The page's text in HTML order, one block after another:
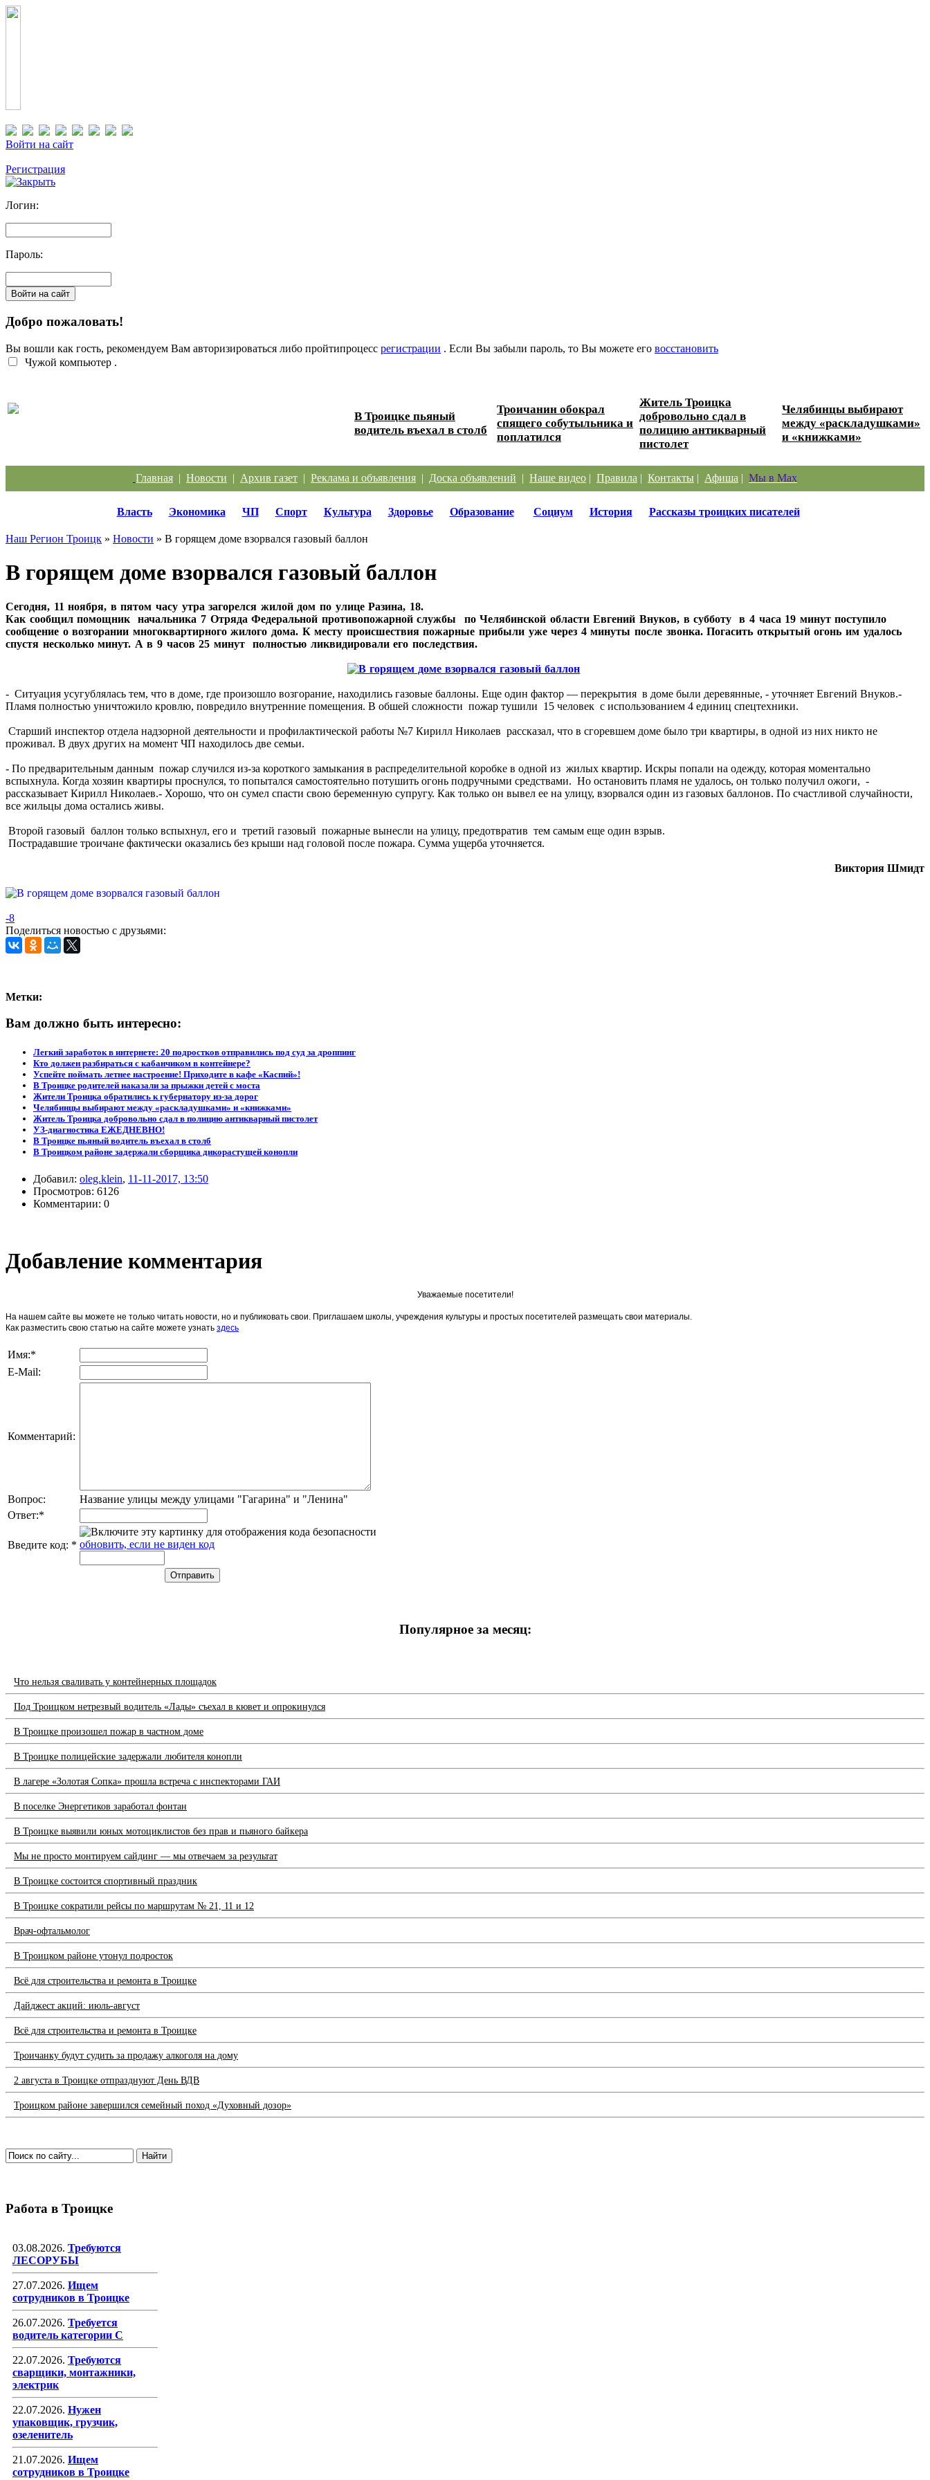
Войти на сайт
Регистрация
Логин:
Пароль:
Добро пожаловать!
Вы вошли как гость, рекомендуем Вам авторизироваться либо пройтипроцесс регистрации . Если Вы забыли пароль, то Вы можете его восстановить
Чужой компьютер .
В Троицке пьяный
водитель въехал в столб
Троичанин обокрал
спящего собутыльника и
поплатился
Житель Троицка
добровольно сдал в
полицию антикварный
пистолет
Челябинцы выбирают
между «раскладушками»
и «книжками»
Главная | Новости | Архив газет | Реклама и объявления | Доска объявлений | Наше видео | Правила | Контакты | Афиша | Мы в Max
Власть Экономика ЧП Спорт Культура Здоровье Образование Социум История Рассказы троицких писателей
Наш Регион Троицк » Новости » В горящем доме взорвался газовый баллон
В горящем доме взорвался газовый баллон
Сегодня, 11 ноября, в пятом часу утра загорелся жилой дом по улице Разина, 18.
Как сообщил помощник начальника 7 Отряда Федеральной противопожарной службы по Челябинской области Евгений Внуков, в субботу в 4 часа 19 минут поступило
сообщение о возгорании многоквартирного жилого дома. К месту происшествия пожарные прибыли уже через 4 минуты после звонка. Погасить открытый огонь им удалось
спустя несколько минут. А в 9 часов 25 минут полностью ликвидировали его последствия.
- Ситуация усугублялась тем, что в доме, где произошло возгорание, находились газовые баллоны. Еще один фактор — перекрытия в доме были деревянные, - уточняет Евгений Внуков.-
Пламя полностью уничтожило кровлю, повредило внутренние помещения. В обшей сложности пожар тушили 15 человек с использованием 4 единиц спецтехники.
Старший инспектор отдела надзорной деятельности и профилактической работы №7 Кирилл Николаев рассказал, что в сгоревшем доме было три квартиры, в одной из них никто не
проживал. В двух других на момент ЧП находилось две семьи.
- По предварительным данным пожар случился из-за короткого замыкания в распределительной коробке в одной из жилых квартир. Искры попали на одежду, которая моментально
вспыхнула. Когда хозяин квартиры проснулся, то попытался самостоятельно потушить огонь подручными средствами. Но остановить пламя не удалось, он только получил ожоги, -
рассказывает Кирилл Николаев.- Хорошо, что он сумел спасти свою беременную супругу. Как только он вывел ее на улицу, взорвался один из газовых баллонов. По счастливой случайности,
все жильцы дома остались живы.
Второй газовый баллон только вспыхнул, его и третий газовый пожарные вынесли на улицу, предотвратив тем самым еще один взрыв.
Пострадавшие троичане фактически оказались без крыши над головой после пожара. Сумма ущерба уточняется.
Виктория Шмидт
-8
Поделиться новостью с друзьями:
Метки:
Вам должно быть интересно:
Легкий заработок в интернете: 20 подростков отправились под суд за дроппинг
Кто должен разбираться с кабанчиком в контейнере?
Успейте поймать летнее настроение! Приходите в кафе «Каспий»!
В Троицке родителей наказали за прыжки детей с моста
Жители Троицка обратились к губернатору из-за дорог
Челябинцы выбирают между «раскладушками» и «книжками»
Житель Троицка добровольно сдал в полицию антикварный пистолет
УЗ-диагностика ЕЖЕДНЕВНО!
В Троицке пьяный водитель въехал в столб
В Троицком районе задержали сборщика дикорастущей конопли
Добавил: oleg.klein, 11-11-2017, 13:50
Просмотров: 6126
Комментарии: 0
Добавление комментария
Уважаемые посетители!
На нашем сайте вы можете не только читать новости, но и публиковать свои. Приглашаем школы, учреждения культуры и простых посетителей размещать свои материалы.
Как разместить свою статью на сайте можете узнать здесь
Имя:*
E-Mail:
Комментарий:
Вопрос:
Название улицы между улицами "Гагарина" и "Ленина"
Ответ:*
Введите код: * обновить, если не виден код
Популярное за месяц:
Что нельзя сваливать у контейнерных площадок
Под Троицком нетрезвый водитель «Лады» съехал в кювет и опрокинулся
В Троицке произошел пожар в частном доме
В Троицке полицейские задержали любителя конопли
В лагере «Золотая Сопка» прошла встреча с инспекторами ГАИ
В поселке Энергетиков заработал фонтан
В Троицке выявили юных мотоциклистов без прав и пьяного байкера
Мы не просто монтируем сайдинг — мы отвечаем за результат
В Троицке состоится спортивный праздник
В Троицке сократили рейсы по маршрутам № 21, 11 и 12
Врач-офтальмолог
В Троицком районе утонул подросток
Всё для строительства и ремонта в Троицке
Дайджест акций: июль-август
Всё для строительства и ремонта в Троицке
Троичанку будут судить за продажу алкоголя на дому
2 августа в Троицке отпразднуют День ВДВ
Троицком районе завершился семейный поход «Духовный дозор»
Работа в Троицке
03.08.2026. Требуются
ЛЕСОРУБЫ
27.07.2026. Ищем
сотрудников в Троицке
26.07.2026. Требуется
водитель категории С
22.07.2026. Требуются
сварщики, монтажники,
электрик
22.07.2026. Нужен
упаковщик, грузчик,
озеленитель
21.07.2026. Ищем
сотрудников в Троицке